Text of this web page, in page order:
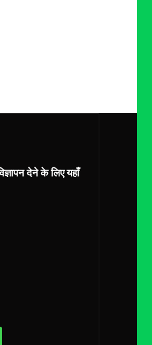
देने के लिए यहाँ